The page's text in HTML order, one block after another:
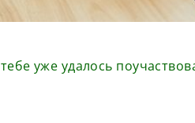
уже удалось